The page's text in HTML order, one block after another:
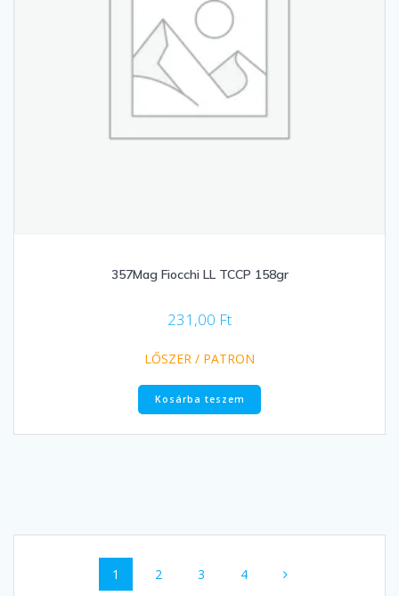
357Mag Fiocchi LL TCCP 158gr
231,00 Ft
LŐSZER / PATRON
Kosárba teszem
navigation
Page
1 Page
2 Page
3 Page
4